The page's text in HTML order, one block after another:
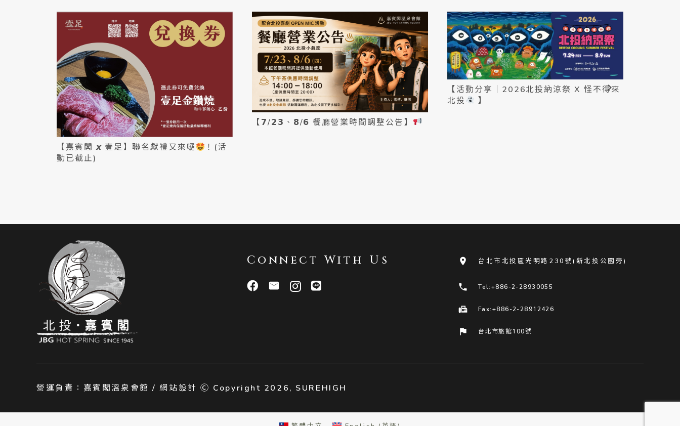
【嘉賓閣 𝙭 壹足】聯名獻禮又來囉
！(活
動已截止)
【𝟳/𝟮𝟯、𝟴/𝟲 餐廳營業時間調整公告】
【活動分享｜2026北投納涼祭 X 怪不得來
北投
】
Connect With Us room 台北市北投區光明路230號(新北投公園旁)
phone Tel:+886-2-28930055
fax Fax:+886-2-28912426
flag 台北市旅館100號
營運負責：嘉賓閣溫泉會館 / 網站設計 Ⓒ Copyright 2026, SUREHIGH